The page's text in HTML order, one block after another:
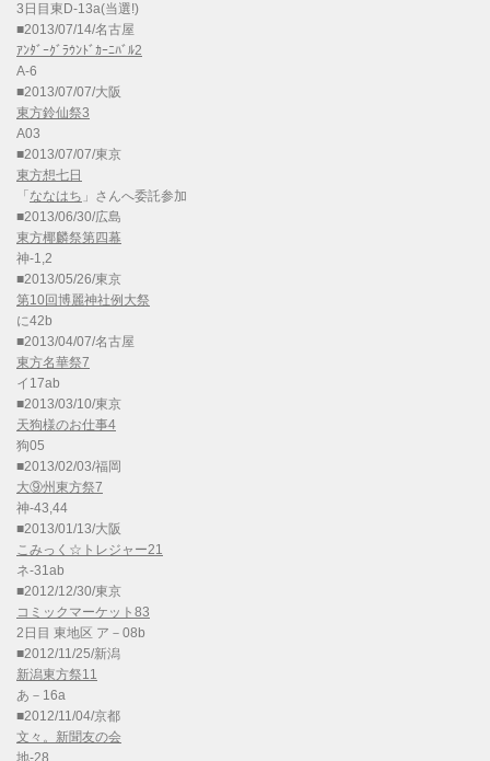
3日目東D-13a(当選!)
■2013/07/14/名古屋
ｱﾝﾀﾞｰｸﾞﾗｳﾝﾄﾞｶｰﾆﾊﾞﾙ2
A-6
■2013/07/07/大阪
東方鈴仙祭3
A03
■2013/07/07/東京
東方想七日
「 ななはち 」さんへ委託参加
■2013/06/30/広島
東方椰麟祭第四幕
神-1,2
■2013/05/26/東京
第10回博麗神社例大祭
に42b
■2013/04/07/名古屋
東方名華祭7
イ17ab
■2013/03/10/東京
天狗様のお仕事4
狗05
■2013/02/03/福岡
大⑨州東方祭7
神-43,44
■2013/01/13/大阪
こみっく☆トレジャー21
ネ-31ab
■2012/12/30/東京
コミックマーケット83
2日目 東地区 ア－08b
■2012/11/25/新潟
新潟東方祭11
あ－16a
■2012/11/04/京都
文々。新聞友の会